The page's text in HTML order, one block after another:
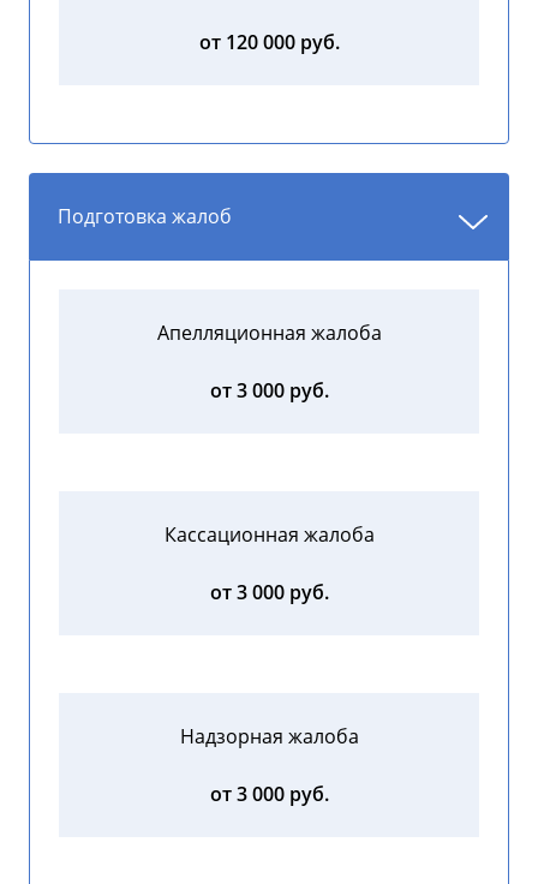
от 120 000 руб.
Подготовка жалоб
Апелляционная жалоба
от 3 000 руб.
Кассационная жалоба
от 3 000 руб.
Надзорная жалоба
от 3 000 руб.